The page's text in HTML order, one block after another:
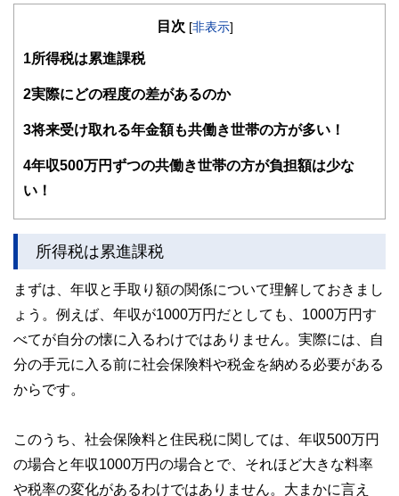
知識がない方でも理解できるようわかりやすく発信していま
得者を中心に「お金や暮らし」に関する書籍・雑誌の編集経
験者で構成され、企画立案から記事掲載まですべての工程に
関わることで、読者目線のコンテンツを追求しています。
護士、税理士、宅地建物取引士、相続診断士、住宅ローンア
をわかりやすく発信している点です。
執筆者・監修者による執筆体制を築くことで、内容のわかり
やすさはもちろんのこと、読み応えのあるコンテンツと確か
な情報発信を実現しています。
私たちは、快適でより良い生活のアイデアを提供するお金の
コンシェルジュを目指します。
目次 [非表示]
1所得税は累進課税
2実際にどの程度の差があるのか
3将来受け取れる年金額も共働き世帯の方が多い！
4年収500万円ずつの共働き世帯の方が負担額は少な
い！
所得税は累進課税
まずは、年収と手取り額の関係について理解しておきまし
ょう。例えば、年収が1000万円だとしても、1000万円す
べてが自分の懐に入るわけではありません。実際には、自
分の手元に入る前に社会保険料や税金を納める必要がある
からです。
このうち、社会保険料と住民税に関しては、年収500万円
の場合と年収1000万円の場合とで、それほど大きな料率
や税率の変化があるわけではありません。大まかに言え